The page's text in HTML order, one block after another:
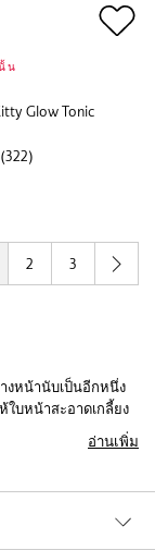
น
Glow Tonic
(322)
2 3
งหน้านับเป็นอีกหนึ่ง
บหน้าสะอาดเกลี้ยง
มีเป็น
สำคัญยังช่วยให้
ที่มีผิวหน้าบอบบางแพ้
อ่านเพิ่ม